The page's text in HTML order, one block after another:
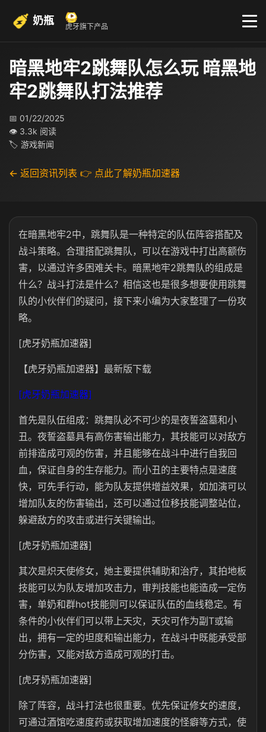
奶瓶 虎牙旗下产品
暗黑地牢2跳舞队怎么玩 暗黑地
牢2跳舞队打法推荐
📅 01/22/2025
👁 3.3k 阅读
🏷 游戏新闻
← 返回资讯列表 👉 点此了解奶瓶加速器
在暗黑地牢2中，跳舞队是一种特定的队伍阵容搭配及
战斗策略。合理搭配跳舞队，可以在游戏中打出高额伤
害，以通过许多困难关卡。暗黑地牢2跳舞队的组成是
什么？战斗打法是什么？相信这也是很多想要使用跳舞
队的小伙伴们的疑问，接下来小编为大家整理了一份攻
略。
[虎牙奶瓶加速器]
【虎牙奶瓶加速器】最新版下载
[虎牙奶瓶加速器]
首先是队伍组成：跳舞队必不可少的是夜誓盗墓和小
丑。夜誓盗墓具有高伤害输出能力，其技能可以对敌方
前排造成可观的伤害，并且能够在战斗中进行自我回
血，保证自身的生存能力。而小丑的主要特点是速度
快，可先手行动，能为队友提供增益效果，如加演可以
增加队友的伤害输出，还可以通过位移技能调整站位，
躲避敌方的攻击或进行关键输出。
[虎牙奶瓶加速器]
其次是炽天使修女，她主要提供辅助和治疗，其拍地板
技能可以为队友增加攻击力，审判技能也能造成一定伤
害，单奶和群hot技能则可以保证队伍的血线稳定。有
条件的小伙伴们可以带上天灾，天灾可作为副T或输
出，拥有一定的坦度和输出能力，在战斗中既能承受部
分伤害，又能对敌方造成可观的打击。
[虎牙奶瓶加速器]
除了阵容，战斗打法也很重要。优先保证修女的速度，
可通过酒馆吃速度药或获取增加速度的怪癖等方式，使